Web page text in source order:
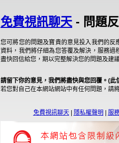
免費視訊聊天 - 問題
您可將您的問題及寶貴的意見投入我們的
資料，我們將仔細為您答覆及解決，服務
盡快回信給您，期以完整解決您的問題及建
請留下你的意見，我們將盡快與您回覆。(此
若您對自己在本網站網站中有任何問題，請
免費視訊聊天| 隱私權聲明 服